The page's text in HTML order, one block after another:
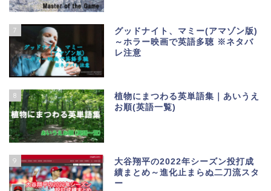
7
グッドナイト、マミー(アマゾン版)
～ホラー映画で英語多聴 ※ネタバ
レ注意
8
植物にまつわる英単語集｜あいうえ
お順(英語一覧)
9
大谷翔平の2022年シーズン投打成
績まとめ～進化止まらぬ二刀流スタ
ー